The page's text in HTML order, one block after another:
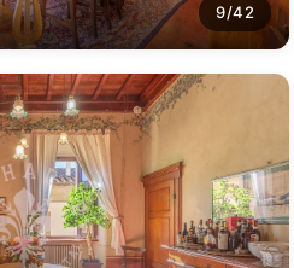
9/42